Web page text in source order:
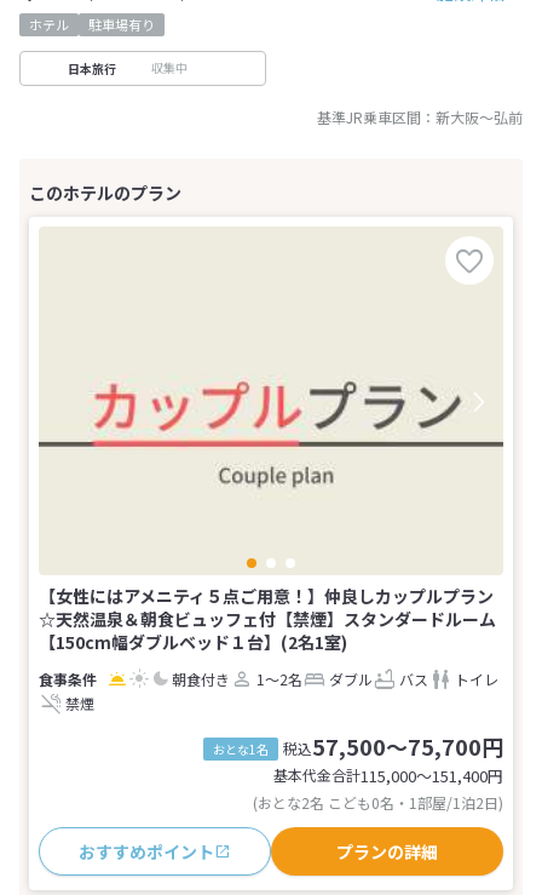
ホテル 駐車場有り
日本旅行 収集中
基準JR乗車区間： 新大阪～弘前
【女性にはアメニティ５点ご用意！】仲良しカップルプラン
☆天然温泉＆朝食ビュッフェ付【禁煙】スタンダードルーム
【150cm幅ダブルベッド１台】(2名1室)
朝食付き 1～2名 ダブル バス
トイレ
禁煙
おとな1名 税込57,500～75,700円
基本代金合計115,000〜151,400円
(おとな2名 こども0名・1部屋/1泊2日)
おすすめポイント プランの詳細